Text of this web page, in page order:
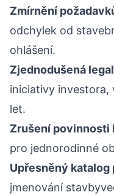
Zmírnění
odchylek od
ohlášení.
Zjednodušená
iniciativy investora,
let.
Zrušení povinnosti
pro jednorodinné
Upřesněný katalog
jmenování